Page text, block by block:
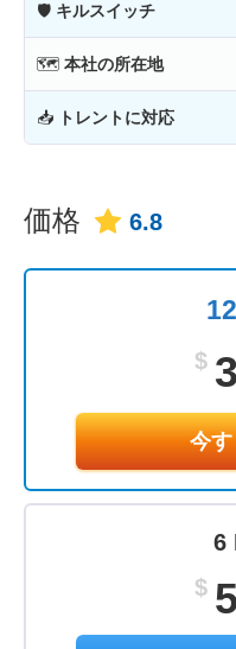
🛡 キルスイッチ
🗺 本社の所在地
📥 トレントに対応
価格 6.8
$
今
6
$